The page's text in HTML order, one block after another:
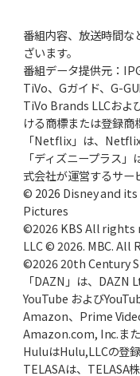
番組内容、放送時間な
ざいます。
番組データ提供元：
TiVo、Gガイド、G-
TiVo Brands LLCおよ
ける商標または登録商
「Netflix」は、
「ディズニープラス
式会社が運営するサー
© 2026 Disney and
Pictures
©2026 KBS All rights
LLC © 2026. MBC. All
©2026 20th Century
「DAZN」は、DAZN
YouTube および
Amazon、Prime
Amazon.com, Inc.また
HuluはHulu,LLCの登録
TELASAは、TELASA